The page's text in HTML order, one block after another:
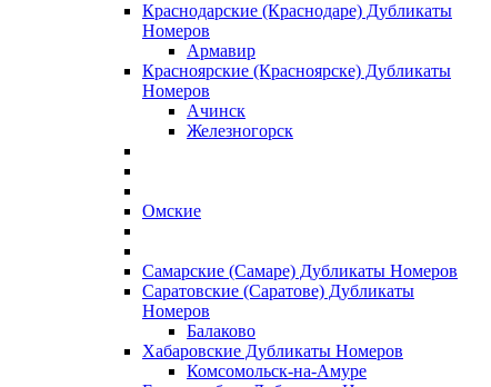
Краснодарские (Краснодаре) Дубликаты
Номеров
Армавир
Красноярские (Красноярске) Дубликаты
Номеров
Ачинск
Железногорск
Омские
Самарские (Самаре) Дубликаты Номеров
Саратовские (Саратове) Дубликаты
Номеров
Балаково
Хабаровские Дубликаты Номеров
Комсомольск-на-Амуре